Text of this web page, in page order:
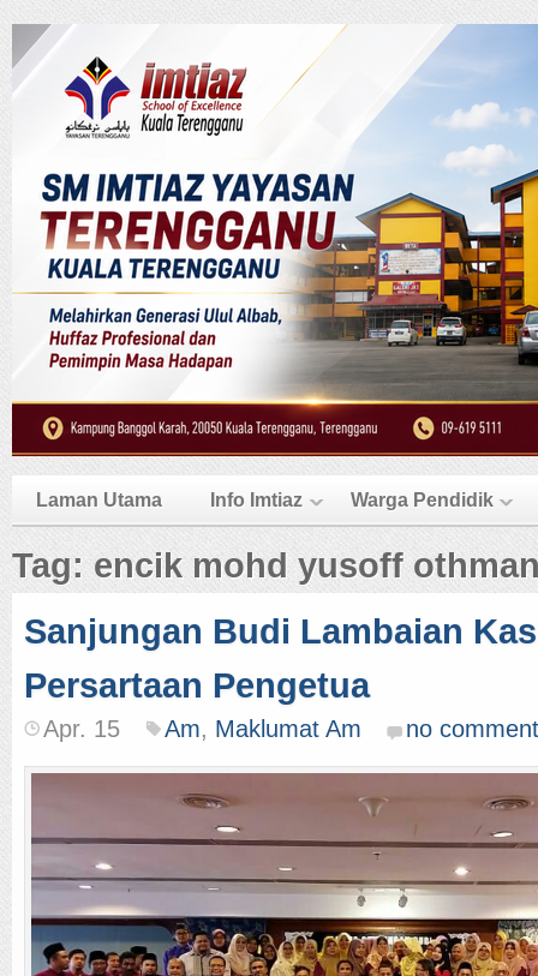
Laman Utama Info Imtiaz Warga Pendidik
Tag: encik mohd yusoff
Sanjungan Budi Lambaian
Persartaan Pengetua
Apr. 15 Am, Maklumat Am no